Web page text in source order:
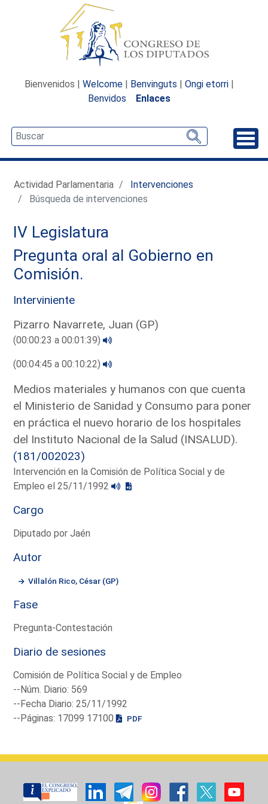
Bienvenidos | Welcome | Benvinguts | Ongi etorri |
Benvidos
Enlaces
Actividad Parlamentaria
Intervenciones
Búsqueda de intervenciones
IV Legislatura
Pregunta oral al Gobierno en
Comisión.
Interviniente
Pizarro Navarrete, Juan (GP)
(00:00:23 a 00:01:39)
(00:04:45 a 00:10:22)
Medios materiales y humanos con que cuenta
el Ministerio de Sanidad y Consumo para poner
en práctica el nuevo horario de los hospitales
del Instituto Nacional de la Salud (INSALUD).
(181/002023)
Intervención en la Comisión de Política Social y de
Empleo el 25/11/1992
Cargo
Diputado por Jaén
Autor
Villalón Rico, César (GP)
Fase
Pregunta-Contestación
Diario de sesiones
Comisión de Política Social y de Empleo
--Núm. Diario: 569
--Fecha Diario: 25/11/1992
--Páginas: 17099 17100
PDF